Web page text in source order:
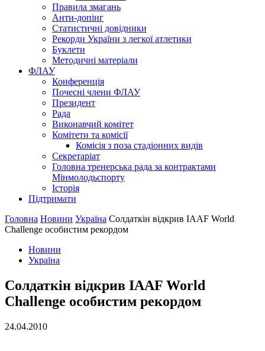
Правила змагань
Анти-допінг
Статистичні довідники
Рекорди України з легкої атлетики
Буклети
Методичні матеріали
ФЛАУ
Конференція
Почесні члени ФЛАУ
Президент
Рада
Виконавчий комітет
Комітети та комісії
Комісія з поза стадіонних видів
Секретаріат
Головна тренерська рада за контрактами
Мінмолодьспорту
Історія
Підтримати
Головна Новини Україна Солдаткін відкрив IAAF World
Challenge особистим рекордом
Новини
Україна
Солдаткін відкрив IAAF World
Challenge особистим рекордом
24.04.2010